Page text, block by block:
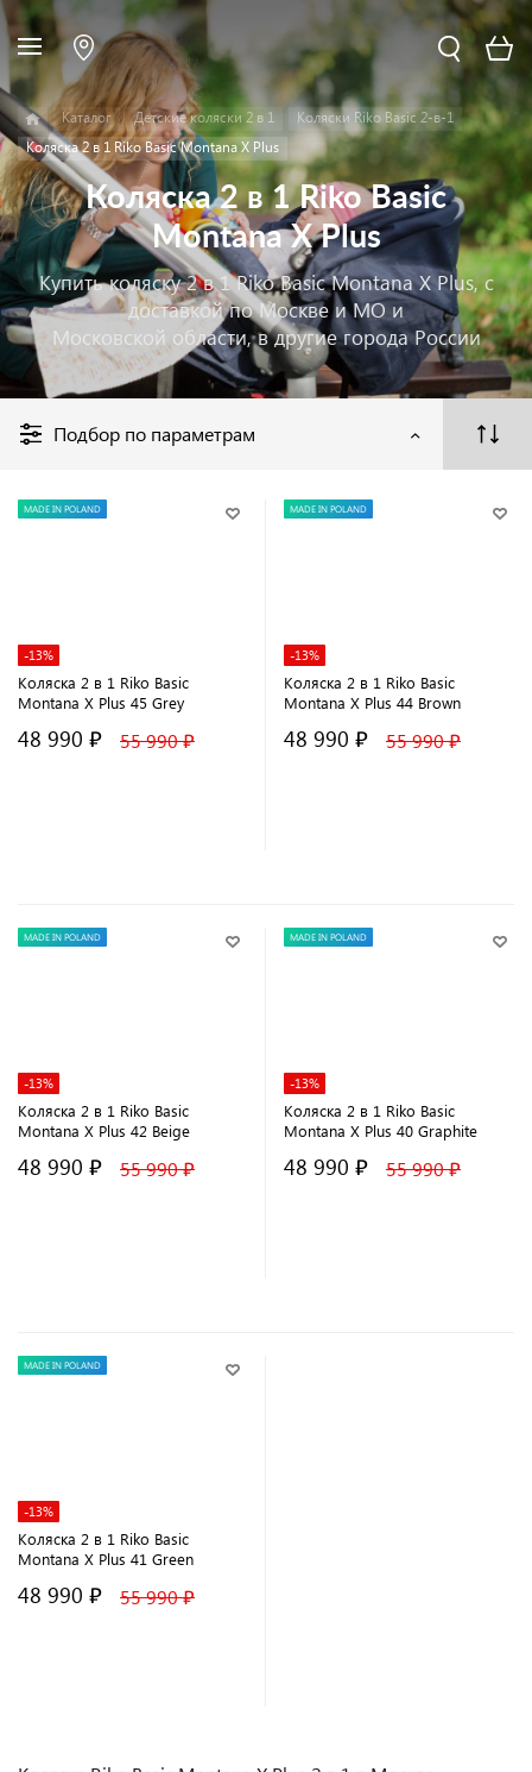
Каталог Детские коляски 2 в 1
Коляски Riko Basic 2-в-1
Коляска 2 в 1 Riko Basic Montana X Plus
Коляска 2 в 1 Riko Basic
Montana X Plus
Купить коляску 2 в 1 Riko Basic Montana X Plus, с
доставкой по Москве и МО и
Московской области, в другие города России
Подбор по параметрам
MADE IN POLAND
-13%
Коляска 2 в 1 Riko Basic
Montana X Plus 45 Grey
48 990 ₽ 55 990 ₽
MADE IN POLAND
-13%
Коляска 2 в 1 Riko Basic
Montana X Plus 44 Brown
48 990 ₽ 55 990 ₽
MADE IN POLAND
-13%
Коляска 2 в 1 Riko Basic
Montana X Plus 42 Beige
48 990 ₽ 55 990 ₽
MADE IN POLAND
-13%
Коляска 2 в 1 Riko Basic
Montana X Plus 40 Graphite
48 990 ₽ 55 990 ₽
MADE IN POLAND
-13%
Коляска 2 в 1 Riko Basic
Montana X Plus 41 Green
48 990 ₽ 55 990 ₽